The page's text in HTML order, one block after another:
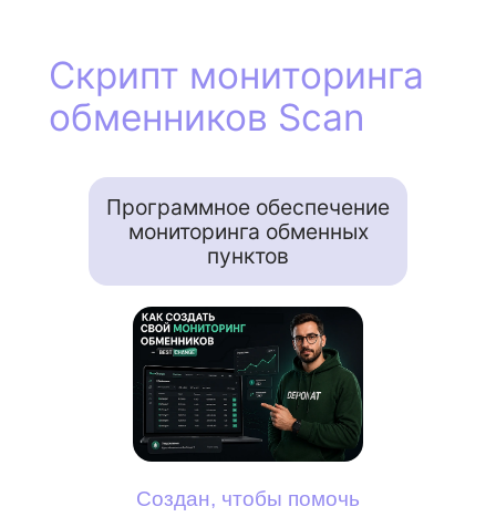
Скрипт мониторинга
обменников Scan
Программное обеспечение
мониторинга обменных
пунктов
Создан, чтобы помочь